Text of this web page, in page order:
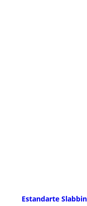
Estandarte